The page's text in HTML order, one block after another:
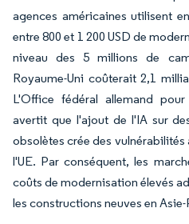
agences américaines utilisent
entre 800 et 1 200 USD de
niveau des 5 millions de
Royaume-Uni coûterait 2,1
L'Office fédéral allemand
avertit que l'ajout de l'IA sur
obsolètes crée des
l'UE. Par conséquent, les
coûts de modernisation élevés
les constructions neuves en